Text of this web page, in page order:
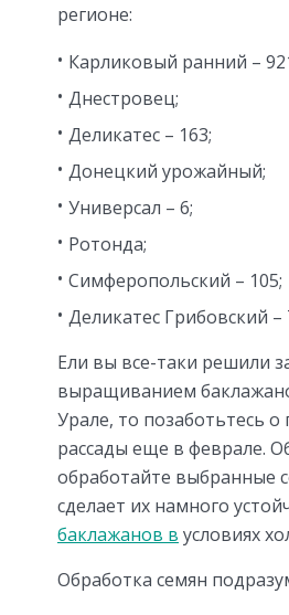
регионе:
Карликовый ранний –
Днестровец;
Деликатес – 163;
Донецкий урожайный;
Универсал – 6;
Ротонда;
Симферопольский – 105;
Деликатес Грибовский –
Ели вы все-таки решили
выращиванием
Урале, то позаботьтесь о
рассады еще в феврале.
обработайте выбранные
сделает их намного
баклажанов в условиях
Обработка семян